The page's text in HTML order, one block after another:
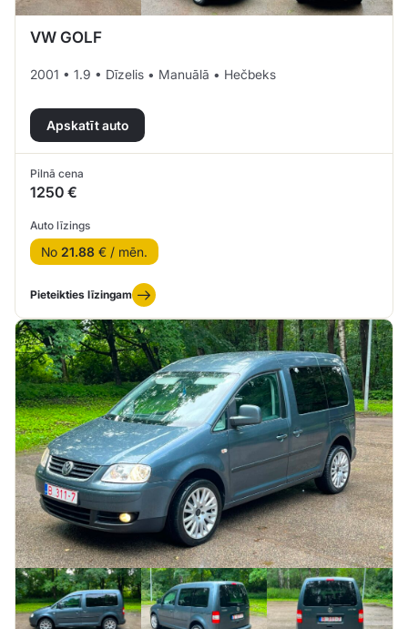
VW GOLF
2001 • 1.9 • Dīzelis • Manuālā • Hečbeks
Apskatīt auto
Pilnā cena
1250 €
Auto līzings
No 21.88 € / mēn.
Pieteikties līzingam